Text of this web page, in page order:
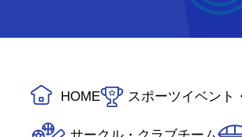
HOME スポーツイベント